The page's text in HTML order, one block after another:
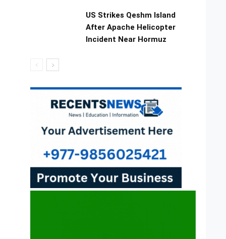
US Strikes Qeshm Island
After Apache Helicopter
Incident Near Hormuz